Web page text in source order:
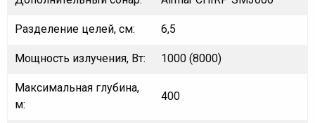
Разделение целей, см: 6,5
Мощность излучения, Вт: 1000 (8000)
Максимальная глубина,
м:
400